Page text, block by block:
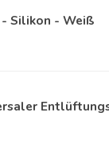
Silikon - Weiß